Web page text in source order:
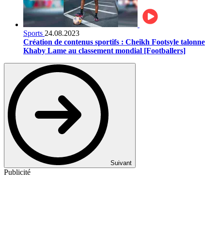
Sports 24.08.2023
Création de contenus sportifs : Cheikh Footsyle talonne
Khaby Lame au classement mondial [Footballers]
Suivant
Publicité